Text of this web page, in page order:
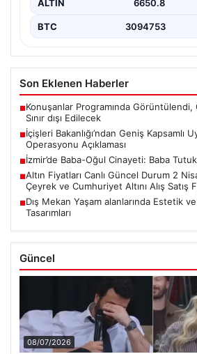
ALTIN 6650.8
BTC 3094753
Son Eklenen Haberler
■Konuşanlar Programında Görüntülendi,
Sınır dışı Edilecek
■İçişleri Bakanlığı’ndan Geniş Kapsamlı
Operasyonu Açıklaması
■İzmir’de Baba-Oğul Cinayeti: Baba
■Altın Fiyatları Canlı Güncel Durum 2
Çeyrek ve Cumhuriyet Altını Alış Satış
■Dış Mekan Yaşam alanlarında Estetik
Tasarımları
Güncel
08/07/2026